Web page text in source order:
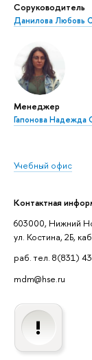
Соруководитель
Данилова Любовь
Менеджер
Гапонова Надежда
Учебный офис
Контактная
603000, Нижний
ул. Костина, 2Б,
раб. тел. 8(831)
mdm@hse.ru